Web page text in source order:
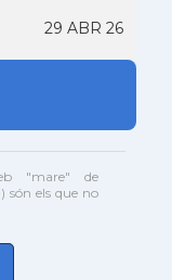
29 ABR 26
"mare" de
són els que no